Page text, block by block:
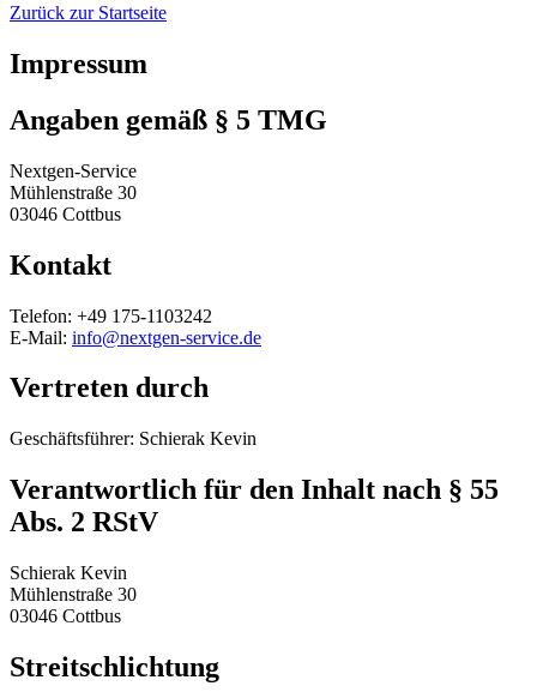
Zurück zur Startseite
Impressum
Angaben gemäß § 5 TMG
Nextgen-Service
Mühlenstraße 30
03046 Cottbus
Kontakt
Telefon: +49 175-1103242
E-Mail: info@nextgen-service.de
Vertreten durch
Geschäftsführer: Schierak Kevin
Verantwortlich für den Inhalt nach § 55
Abs. 2 RStV
Schierak Kevin
Mühlenstraße 30
03046 Cottbus
Streitschlichtung